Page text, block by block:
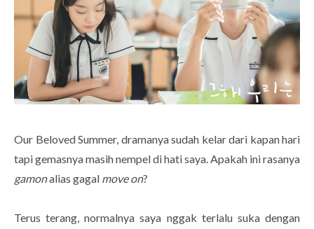
Our Beloved Summer, dramanya sudah kelar dari kapan hari
tapi gemasnya masih nempel di hati saya. Apakah ini rasanya
gamonalias gagal move on?
Terus terang, normalnya saya nggak terlalu suka dengan